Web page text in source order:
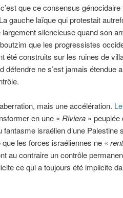
que ce consensus
gauche laïque qui protestait
silencieuse quand son
que les progressistes
été construits sur les ruines de
défendre ne s’est jamais étendue
mais une accélération.
en une « Riviera» peuplée
israélien d’une Palestine
les forces israéliennes ne «
au contraire un contrôle
ce qui a toujours été implicite